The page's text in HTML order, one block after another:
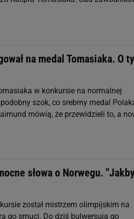
na medal Tomasiaka. O
w konkursie na normalnej
szok, co srebrny medal
mówią, że przewidzieli to, a
słowa o Norwegu.
został mistrzem olimpijskim na
go smuci. Do dziś bulwersują go